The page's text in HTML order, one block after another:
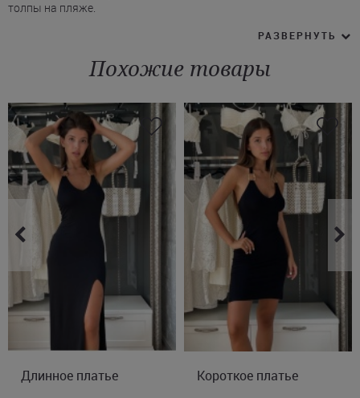
толпы на пляже.
который помогает снизить воздействие ультрафиолетовых
* Легкий, но плотный по структуре материал не просвечивает и
сохраняет форму, оставаясь при этом воздушным и удобным
для повседневного использования в жаркую погоду.
* Модель на запах.
* Длинные расклешенные к низу рукава.
* Пояс позволяет регулировать посадку.
Оформить покупку пляжной туники BIP-BIP можно онлайн - с
быстрой и удобной доставкой в Ужгород, Мукачево, Николаев и
другие города Украины.
РАЗВЕРНУТЬ
Похожие товары
M L
Длинное платье XS S M
Короткое платье